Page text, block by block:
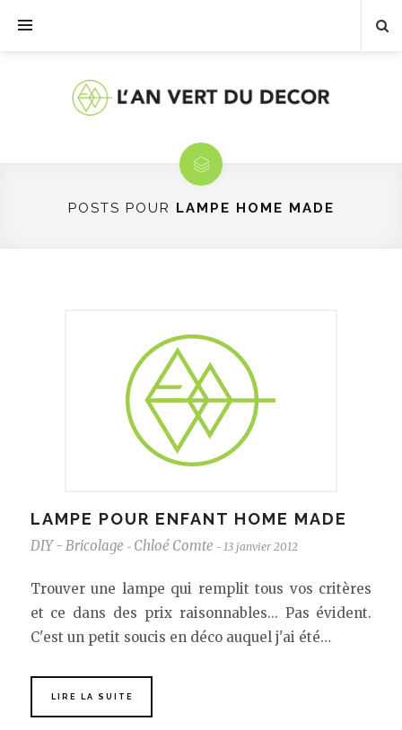
POSTS POUR LAMPE HOME MADE
LAMPE POUR ENFANT HOME MADE
DIY - Bricolage - Chloé Comte - 13 janvier 2012
Trouver une lampe qui remplit tous vos critères
et ce dans des prix raisonnables... Pas évident.
C'est un petit soucis en déco auquel j'ai été…
LIRE LA SUITE